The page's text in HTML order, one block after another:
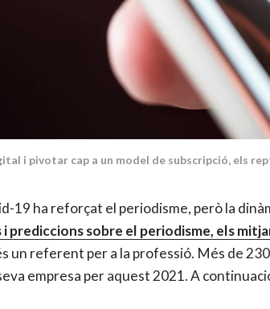
i pivotar cap a un model de subscripció, els
19 ha reforçat el periodisme, però la
i prediccions sobre el periodisme, els
un referent per a la professió. Més de
empresa per aquest 2021. A